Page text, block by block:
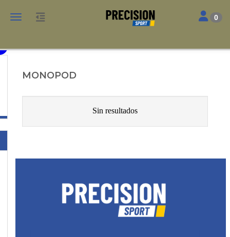
Toggle navigation Toggle
0
MONOPOD
Sin resultados